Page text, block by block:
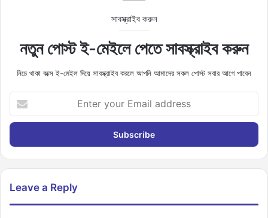
সাবস্ক্রাইব করুন
নতুন পোস্ট ই-মেইলে পেতে সাবস্ক্রাইব করুন
নিচে থাকা বক্সে ই-মেইল দিয়ে সাবস্ক্রাইব করলে আপনি আমাদের সকল পোস্ট সবার আগে পাবেন
your
Email
Leave a Reply